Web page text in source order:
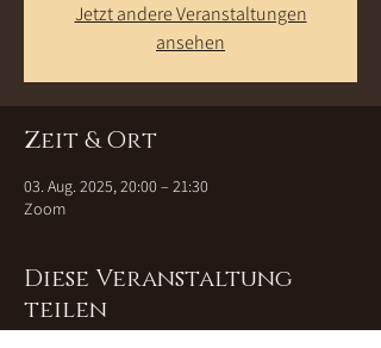
Jetzt andere Veranstaltungen
ansehen
Zeit & Ort
03. Aug. 2025, 20:00 – 21:30
Zoom
Diese Veranstaltung
teilen